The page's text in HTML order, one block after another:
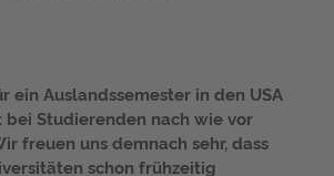
ein Auslandssemester in den USA
bei Studierenden nach wie vor
freuen uns demnach sehr, dass
schon frühzeitig